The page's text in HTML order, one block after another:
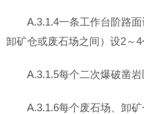
A.3.1.4一条工作台阶路
卸矿仓或废石场之间）设2～4
A.3.1.5每个二次爆破凿岩
A.3.1.6每个废石场、卸